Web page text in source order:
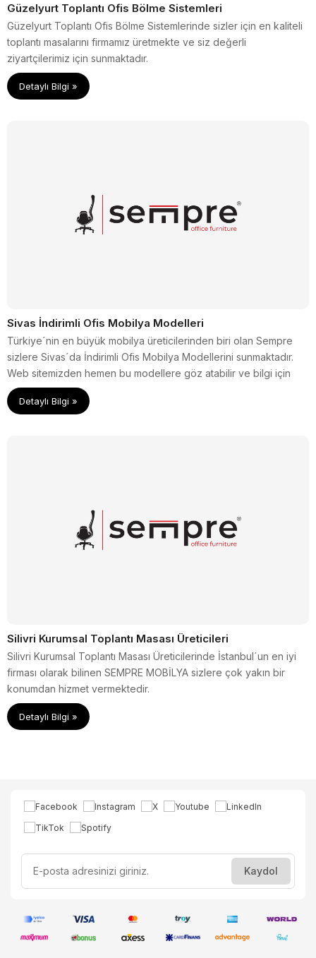
Güzelyurt Toplantı Ofis Bölme Sistemleri
Güzelyurt Toplantı Ofis Bölme Sistemlerinde sizler için en kaliteli
toplantı masalarını firmamız üretmekte ve siz değerli
ziyartçilerimiz için sunmaktadır.
Detaylı Bilgi »
Sivas İndirimli Ofis Mobilya Modelleri
Türkiye´nin en büyük mobilya üreticilerinden biri olan Sempre
sizlere Sivas´da İndirimli Ofis Mobilya Modellerini sunmaktadır.
Web sitemizden hemen bu modellere göz atabilir ve bilgi için
müşteri temsilcilerimiz ile görüşme yapabilirsiniz.
Detaylı Bilgi »
Silivri Kurumsal Toplantı Masası Üreticileri
Silivri Kurumsal Toplantı Masası Üreticilerinde İstanbul´un en iyi
firması olarak bilinen SEMPRE MOBİLYA sizlere çok yakın bir
konumdan hizmet vermektedir.
Detaylı Bilgi »